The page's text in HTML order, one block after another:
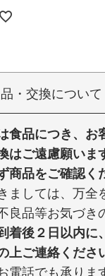
・交換について
食品につき、お
はご遠慮願いま
商品をご確認く
ましては、万全
良品等お気づき
着後２日以内に
上ご連絡くださ
電話でも承りま